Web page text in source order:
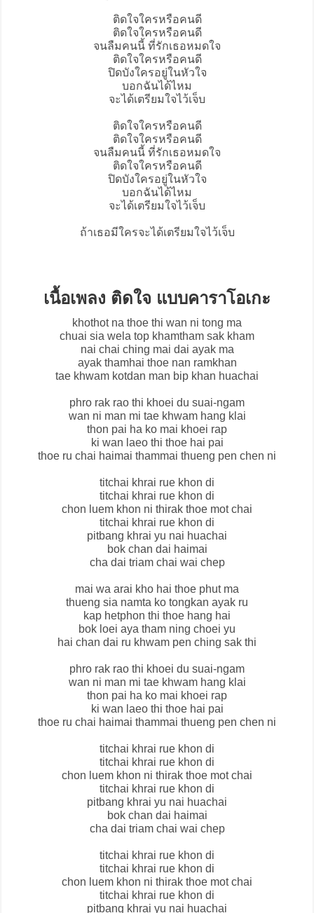
ติดใจใครหรือคนดี
ติดใจใครหรือคนดี
จนลืมคนนี้ ที่รักเธอหมดใจ
ติดใจใครหรือคนดี
ปิดบังใครอยู่ในหัวใจ
บอกฉันได้ไหม
จะได้เตรียมใจไว้เจ็บ
ติดใจใครหรือคนดี
ติดใจใครหรือคนดี
จนลืมคนนี้ ที่รักเธอหมดใจ
ติดใจใครหรือคนดี
ปิดบังใครอยู่ในหัวใจ
บอกฉันได้ไหม
จะได้เตรียมใจไว้เจ็บ
ถ้าเธอมีใครจะได้เตรียมใจไว้เจ็บ
เนื้อเพลง ติดใจ แบบคาราโอเกะ
khothot na thoe thi wan ni tong ma
chuai sia wela top khamtham sak kham
nai chai ching mai dai ayak ma
ayak thamhai thoe nan ramkhan
tae khwam kotdan man bip khan huachai
phro rak rao thi khoei du suai-ngam
wan ni man mi tae khwam hang klai
thon pai ha ko mai khoei rap
ki wan laeo thi thoe hai pai
thoe ru chai haimai thammai thueng pen chen ni
titchai khrai rue khon di
titchai khrai rue khon di
chon luem khon ni thirak thoe mot chai
titchai khrai rue khon di
pitbang khrai yu nai huachai
bok chan dai haimai
cha dai triam chai wai chep
mai wa arai kho hai thoe phut ma
thueng sia namta ko tongkan ayak ru
kap hetphon thi thoe hang hai
bok loei aya tham ning choei yu
hai chan dai ru khwam pen ching sak thi
phro rak rao thi khoei du suai-ngam
wan ni man mi tae khwam hang klai
thon pai ha ko mai khoei rap
ki wan laeo thi thoe hai pai
thoe ru chai haimai thammai thueng pen chen ni
titchai khrai rue khon di
titchai khrai rue khon di
chon luem khon ni thirak thoe mot chai
titchai khrai rue khon di
pitbang khrai yu nai huachai
bok chan dai haimai
cha dai triam chai wai chep
titchai khrai rue khon di
titchai khrai rue khon di
chon luem khon ni thirak thoe mot chai
titchai khrai rue khon di
pitbang khrai yu nai huachai